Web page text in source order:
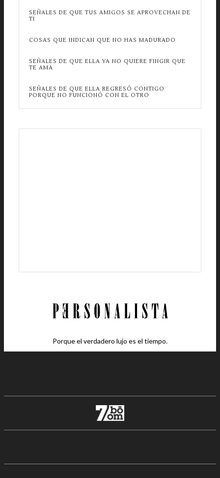
SEÑALES DE QUE TUS AMIGOS SE APROVECHAN DE
TI
COSAS QUE INDICAN QUE NO HAS MADURADO
SEÑALES DE QUE ELLA YA NO QUIERE FINGIR QUE
TE AMA
SEÑALES DE QUE ELLA REGRESÓ CONTIGO
PORQUE NO FUNCIONÓ CON EL OTRO
Porque el verdadero lujo es el tiempo.